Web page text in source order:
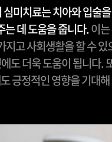
미치료는 치아와 입술
는 데 도움을 줍니다.이는
지고 사회생활을 할 수 있
도 더욱 도움이 됩니다.
긍정적인 영향을 기대